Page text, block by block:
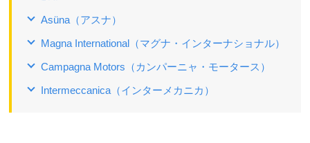
Asüna（アスナ）
Magna International（マグナ・インターナショナル）
Campagna Motors（カンパーニャ・モータース）
Intermeccanica（インターメカニカ）